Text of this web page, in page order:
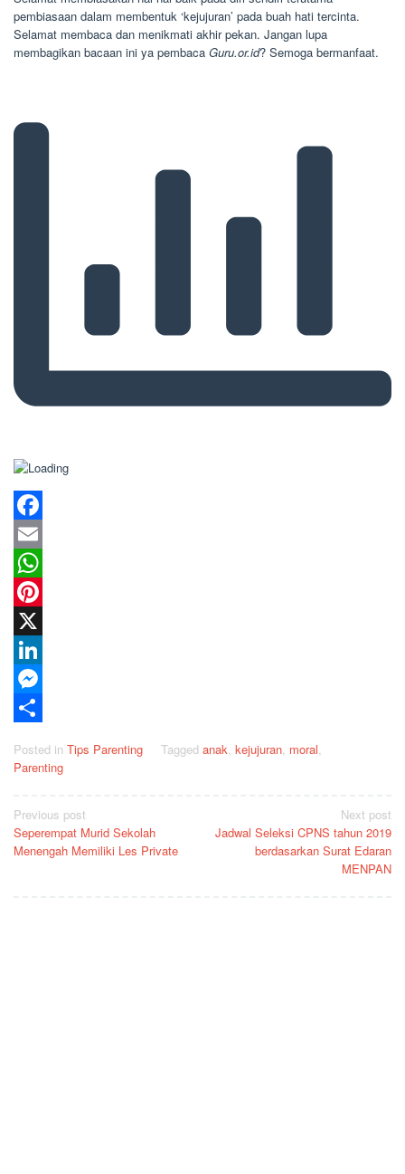
pembiasaan dalam membentuk ‘kejujuran’ pada buah hati tercinta.
Selamat membaca dan menikmati akhir pekan. Jangan lupa
membagikan bacaan ini ya pembaca Guru.or.id? Semoga bermanfaat.
Facebook
Email
WhatsApp
Pinterest
X
LinkedIn
Messenger
Posted in Tips Parenting Tagged anak, kejujuran, moral,
Parenting
Post
navigation
Previous post
Seperempat Murid Sekolah
Menengah Memiliki Les Private
Next post
Jadwal Seleksi CPNS tahun 2019
berdasarkan Surat Edaran
MENPAN